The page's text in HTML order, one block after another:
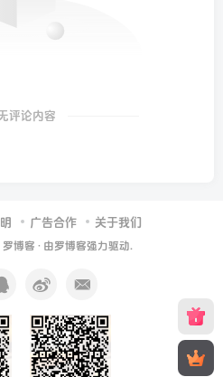
评论内容
广告合作 关于我们
罗博客 · 由罗博客强力驱动.